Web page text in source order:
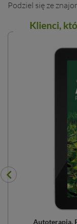
Podziel się ze
Klienci,
Autoterapia.